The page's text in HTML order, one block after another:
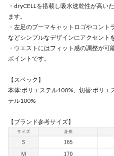
・dryCELLを搭載し吸水速乾性が高い
ます。
・左足のプーマキャットロゴやコント
などシンプルなデザインにアクセント
・ウエストにはフィット感の調整が
ポイントです。
【スペック】
本体:ポリエステル100%、切替:ポリエ
テル100%
【ブランド参考サイズ】